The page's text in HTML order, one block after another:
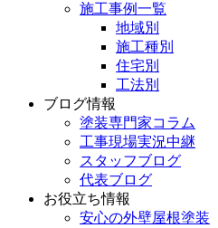
施工事例一覧
地域別
施工種別
住宅別
工法別
ブログ情報
塗装専門家コラム
工事現場実況中継
スタッフブログ
代表ブログ
お役立ち情報
安心の外壁屋根塗装